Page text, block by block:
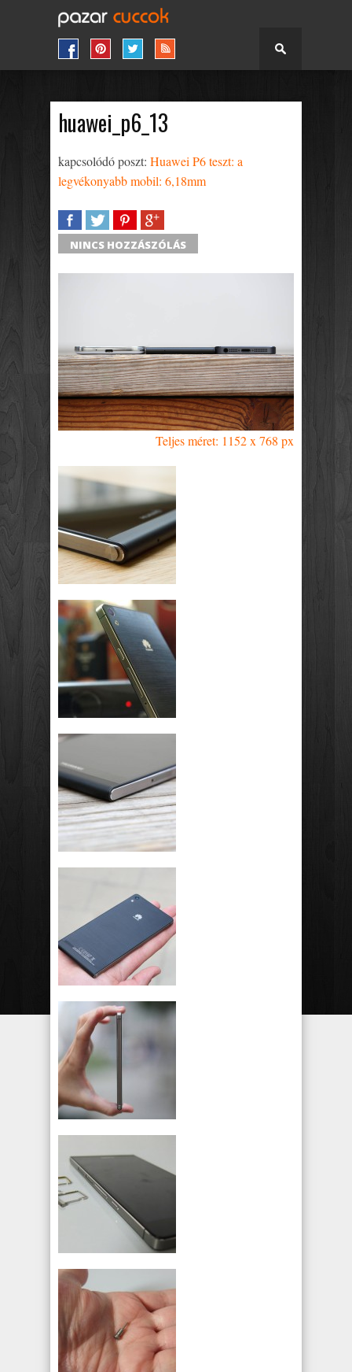
huawei_p6_13
kapcsolódó poszt: Huawei P6 teszt: a
legvékonyabb mobil: 6,18mm
SHARETWEETSHARESHARE
NINCS HOZZÁSZÓLÁS
Teljes méret: 1152 x 768 px